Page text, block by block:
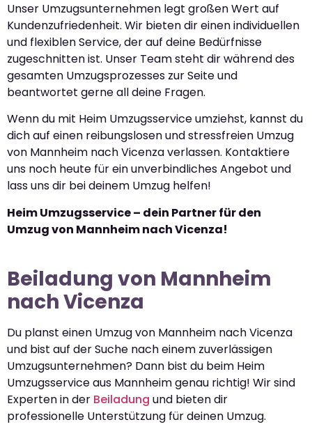
Unser Umzugsunternehmen legt großen Wert auf
Kundenzufriedenheit. Wir bieten dir einen individuellen
und flexiblen Service, der auf deine Bedürfnisse
zugeschnitten ist. Unser Team steht dir während des
gesamten Umzugsprozesses zur Seite und
beantwortet gerne all deine Fragen.
Wenn du mit Heim Umzugsservice umziehst, kannst du
dich auf einen reibungslosen und stressfreien Umzug
von Mannheim nach Vicenza verlassen. Kontaktiere
uns noch heute für ein unverbindliches Angebot und
lass uns dir bei deinem Umzug helfen!
Heim Umzugsservice – dein Partner für den
Umzug von Mannheim nach Vicenza!
Beiladung von Mannheim
nach Vicenza
Du planst einen Umzug von Mannheim nach Vicenza
und bist auf der Suche nach einem zuverlässigen
Umzugsunternehmen? Dann bist du beim Heim
Umzugsservice aus Mannheim genau richtig! Wir sind
Experten in der Beiladung und bieten dir
professionelle Unterstützung für deinen Umzug.